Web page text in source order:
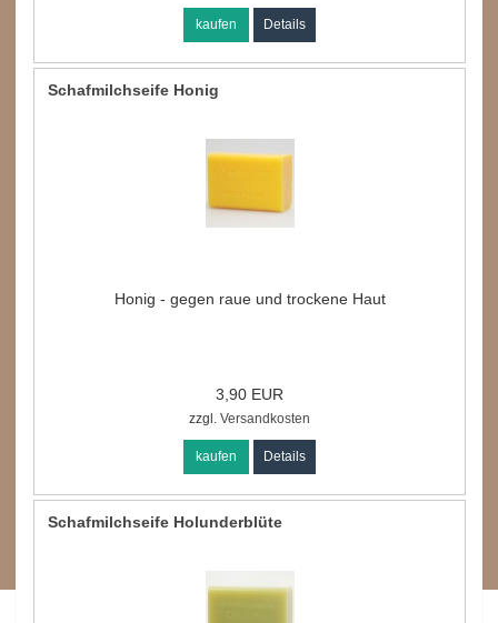
kaufen Details
Schafmilchseife Honig
Honig - gegen raue und trockene Haut
3,90 EUR
zzgl. Versandkosten
kaufen Details
Schafmilchseife Holunderblüte